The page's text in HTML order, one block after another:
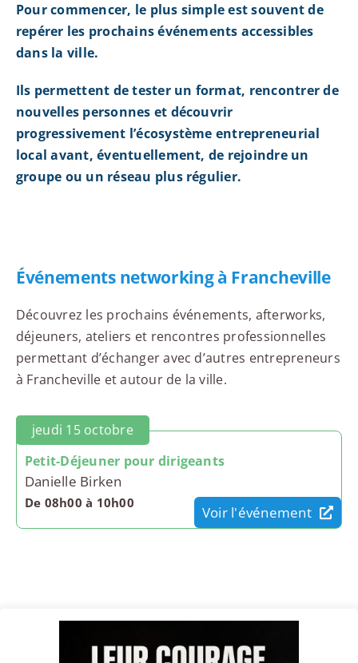
Pour commencer, le plus simple est souvent de
repérer les prochains événements accessibles
dans la ville.
Ils permettent de tester un format, rencontrer de
nouvelles personnes et découvrir
progressivement l’écosystème entrepreneurial
local avant, éventuellement, de rejoindre un
groupe ou un réseau plus régulier.
Événements networking à Francheville
Découvrez les prochains événements, afterworks,
déjeuners, ateliers et rencontres professionnelles
permettant d’échanger avec d’autres entrepreneurs
à Francheville et autour de la ville.
jeudi 15 octobre
Petit-Déjeuner pour dirigeants
Danielle Birken
De 08h00 à 10h00
Voir l'événement